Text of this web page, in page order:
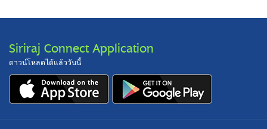
Siriraj Connect Application
ดาวน์โหลดได้แล้ววันนี้